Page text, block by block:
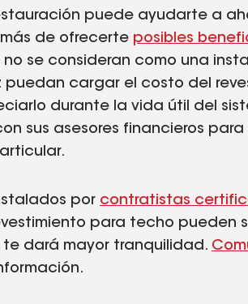
puede ayudarte a
de ofrecerte posibles
no se consideran como una
puedan cargar el costo del
durante la vida útil del
sus asesores financieros
por contratistas
para techo pueden
dará mayor tranquilidad.